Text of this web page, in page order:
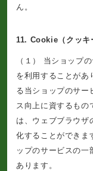
ん。
11. Cookie（クッキ
（１） 当ショップ
を利用することがあ
る当ショップのサー
ス向上に資するもの
は、ウェブブラウザ
化することができま
ップのサービスの一
あります。